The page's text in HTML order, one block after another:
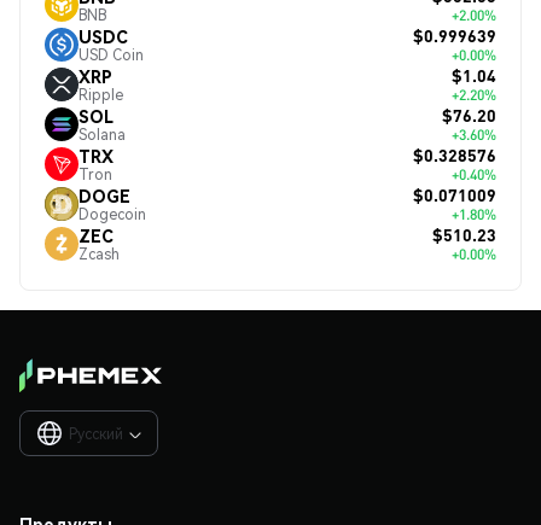
BNB +2.00%
USDC
USD Coin
$0.999639
+0.00%
XRP
Ripple
$1.04
+2.20%
SOL
Solana
$76.20
+3.60%
TRX
Tron
$0.328576
+0.40%
DOGE
Dogecoin
$0.071009
+1.80%
ZEC
Zcash
$510.23
+0.00%
Русский 